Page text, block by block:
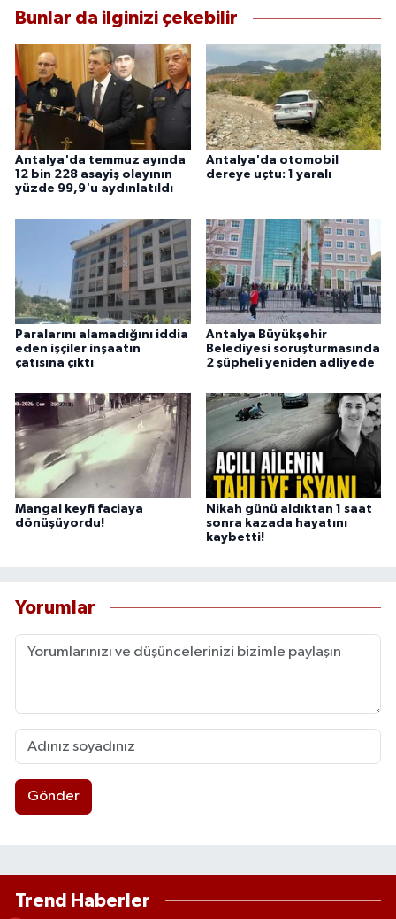
Bunlar da ilginizi çekebilir
Antalya'da temmuz ayında
12 bin 228 asayiş olayının
yüzde 99,9'u aydınlatıldı
Antalya'da otomobil
dereye uçtu: 1 yaralı
Paralarını alamadığını iddia
eden işçiler inşaatın
çatısına çıktı
Antalya Büyükşehir
Belediyesi soruşturmasında
2 şüpheli yeniden adliyede
Mangal keyfi faciaya
dönüşüyordu!
Nikah günü aldıktan 1 saat
sonra kazada hayatını
kaybetti!
Yorumlar
Gönder
Trend Haberler